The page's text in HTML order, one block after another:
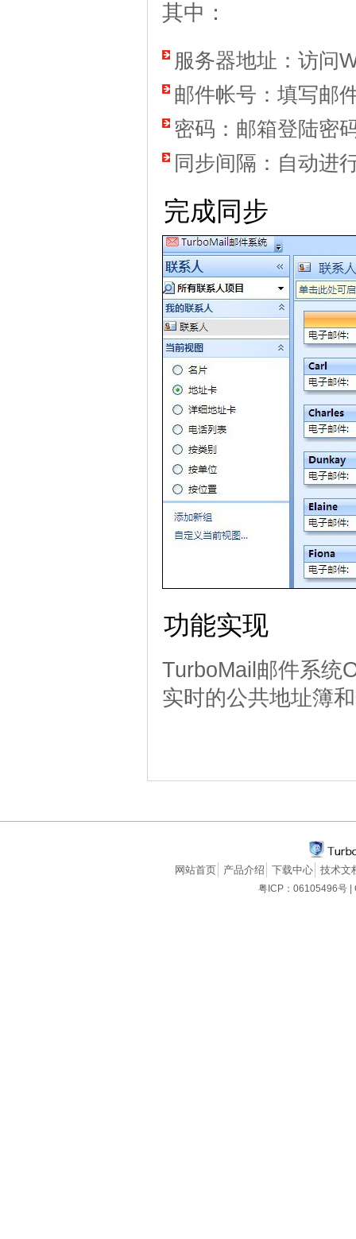
其中：
服务器地址：访问
邮件帐号：填写邮
密码：邮箱登陆密
同步间隔：自动进
完成同步
功能实现
TurboMail邮件系统
实时的公共地址簿
网站首页 产品介绍 下载中心 技术文
粤ICP：06105496号 |